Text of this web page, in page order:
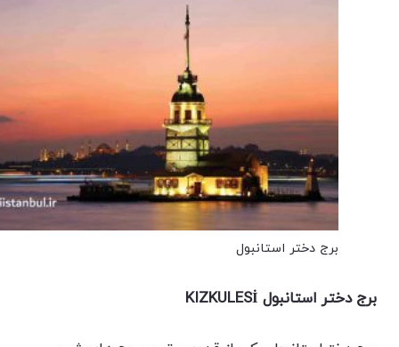
برج دختر استانبول
برج دختر استانبول KIZKULESİ